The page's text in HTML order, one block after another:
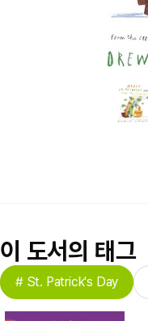
이 도서의 태그
# St. Patrick's Day